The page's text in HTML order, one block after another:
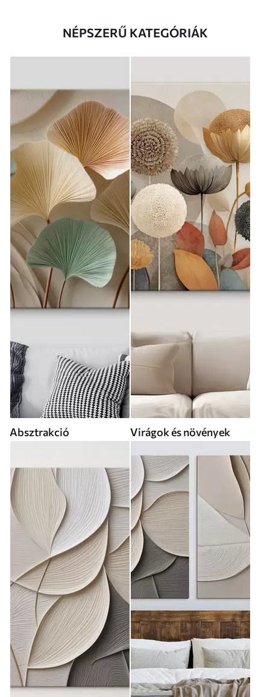
NÉPSZERŰ KATEGÓRIÁK
Absztrakció Virágok és növények